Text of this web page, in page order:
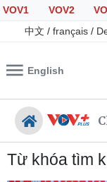
VOV1 VOV2
中文 / français /
English
Từ khóa tìm